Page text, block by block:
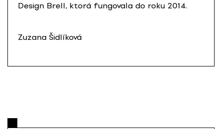
Design Brell, ktorá fungovala do roku 2014.
Zuzana Šidlíková